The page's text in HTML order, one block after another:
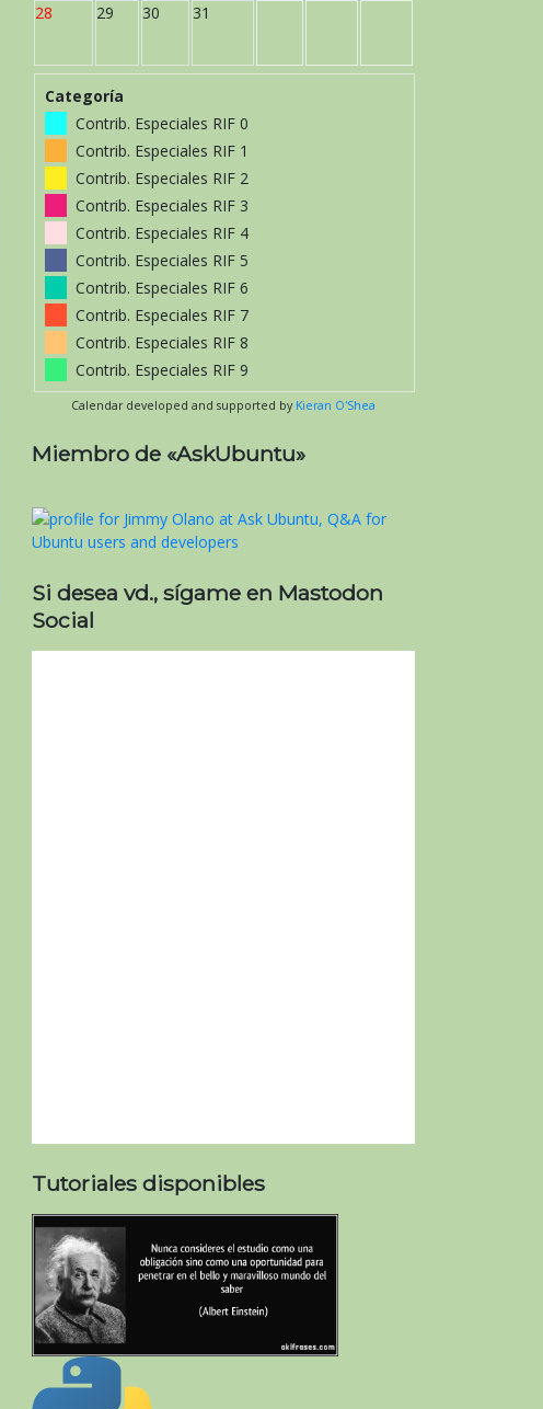
28 29 30 31
Categoría
Contrib. Especiales RIF 0
Contrib. Especiales RIF 1
Contrib. Especiales RIF 2
Contrib. Especiales RIF 3
Contrib. Especiales RIF 4
Contrib. Especiales RIF 5
Contrib. Especiales RIF 6
Contrib. Especiales RIF 7
Contrib. Especiales RIF 8
Contrib. Especiales RIF 9
Calendar developed and supported by Kieran O'Shea
Miembro de «AskUbuntu»
Si desea vd., sígame en Mastodon
Social
Tutoriales disponibles